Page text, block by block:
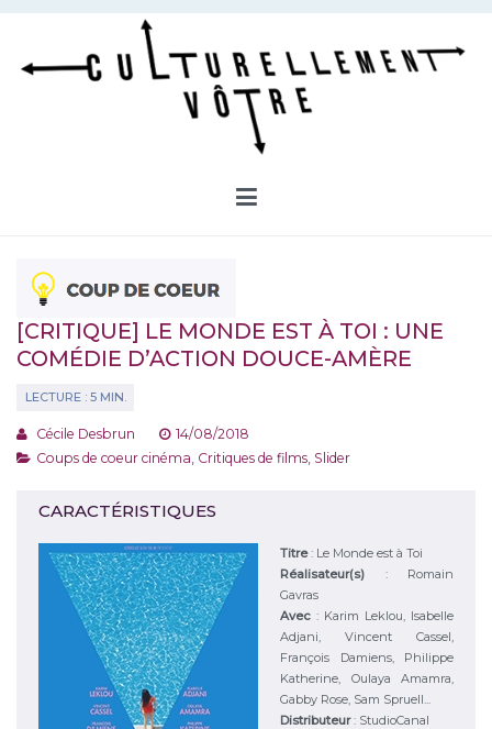
Aller
contenu
[CRITIQUE] LE MONDE EST À TOI : UNE
COMÉDIE D’ACTION DOUCE-AMÈRE
Cécile Desbrun
14/08/2018
Coups de coeur cinéma Critiques de films Slider
CARACTÉRISTIQUES
Titre: Le Monde est à Toi
Réalisateur(s) : Romain
Gavras
Avec : Karim Leklou, Isabelle
Adjani, Vincent Cassel,
François Damiens, Philippe
Katherine, Oulaya Amamra,
Gabby Rose, Sam Spruell...
Distributeur: StudioCanal